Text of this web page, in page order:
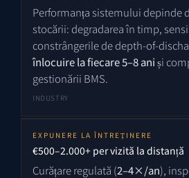
Performanța sistemului depinde
stocării: degradarea în timp,
constrângerile de depth-of-
înlocuire la fiecare 5–8 aniși
gestionării BMS.
INDUSTRY
EXPUNERE LA ÎNTREȚINERE
€500–2.000+ per vizită la distanță
Curățare regulată (2–4×/an),